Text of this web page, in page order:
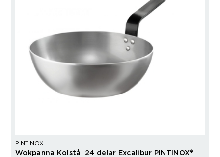
PINTINOX
Wokpanna Kolstål 24 delar Excalibur PINTINOX®